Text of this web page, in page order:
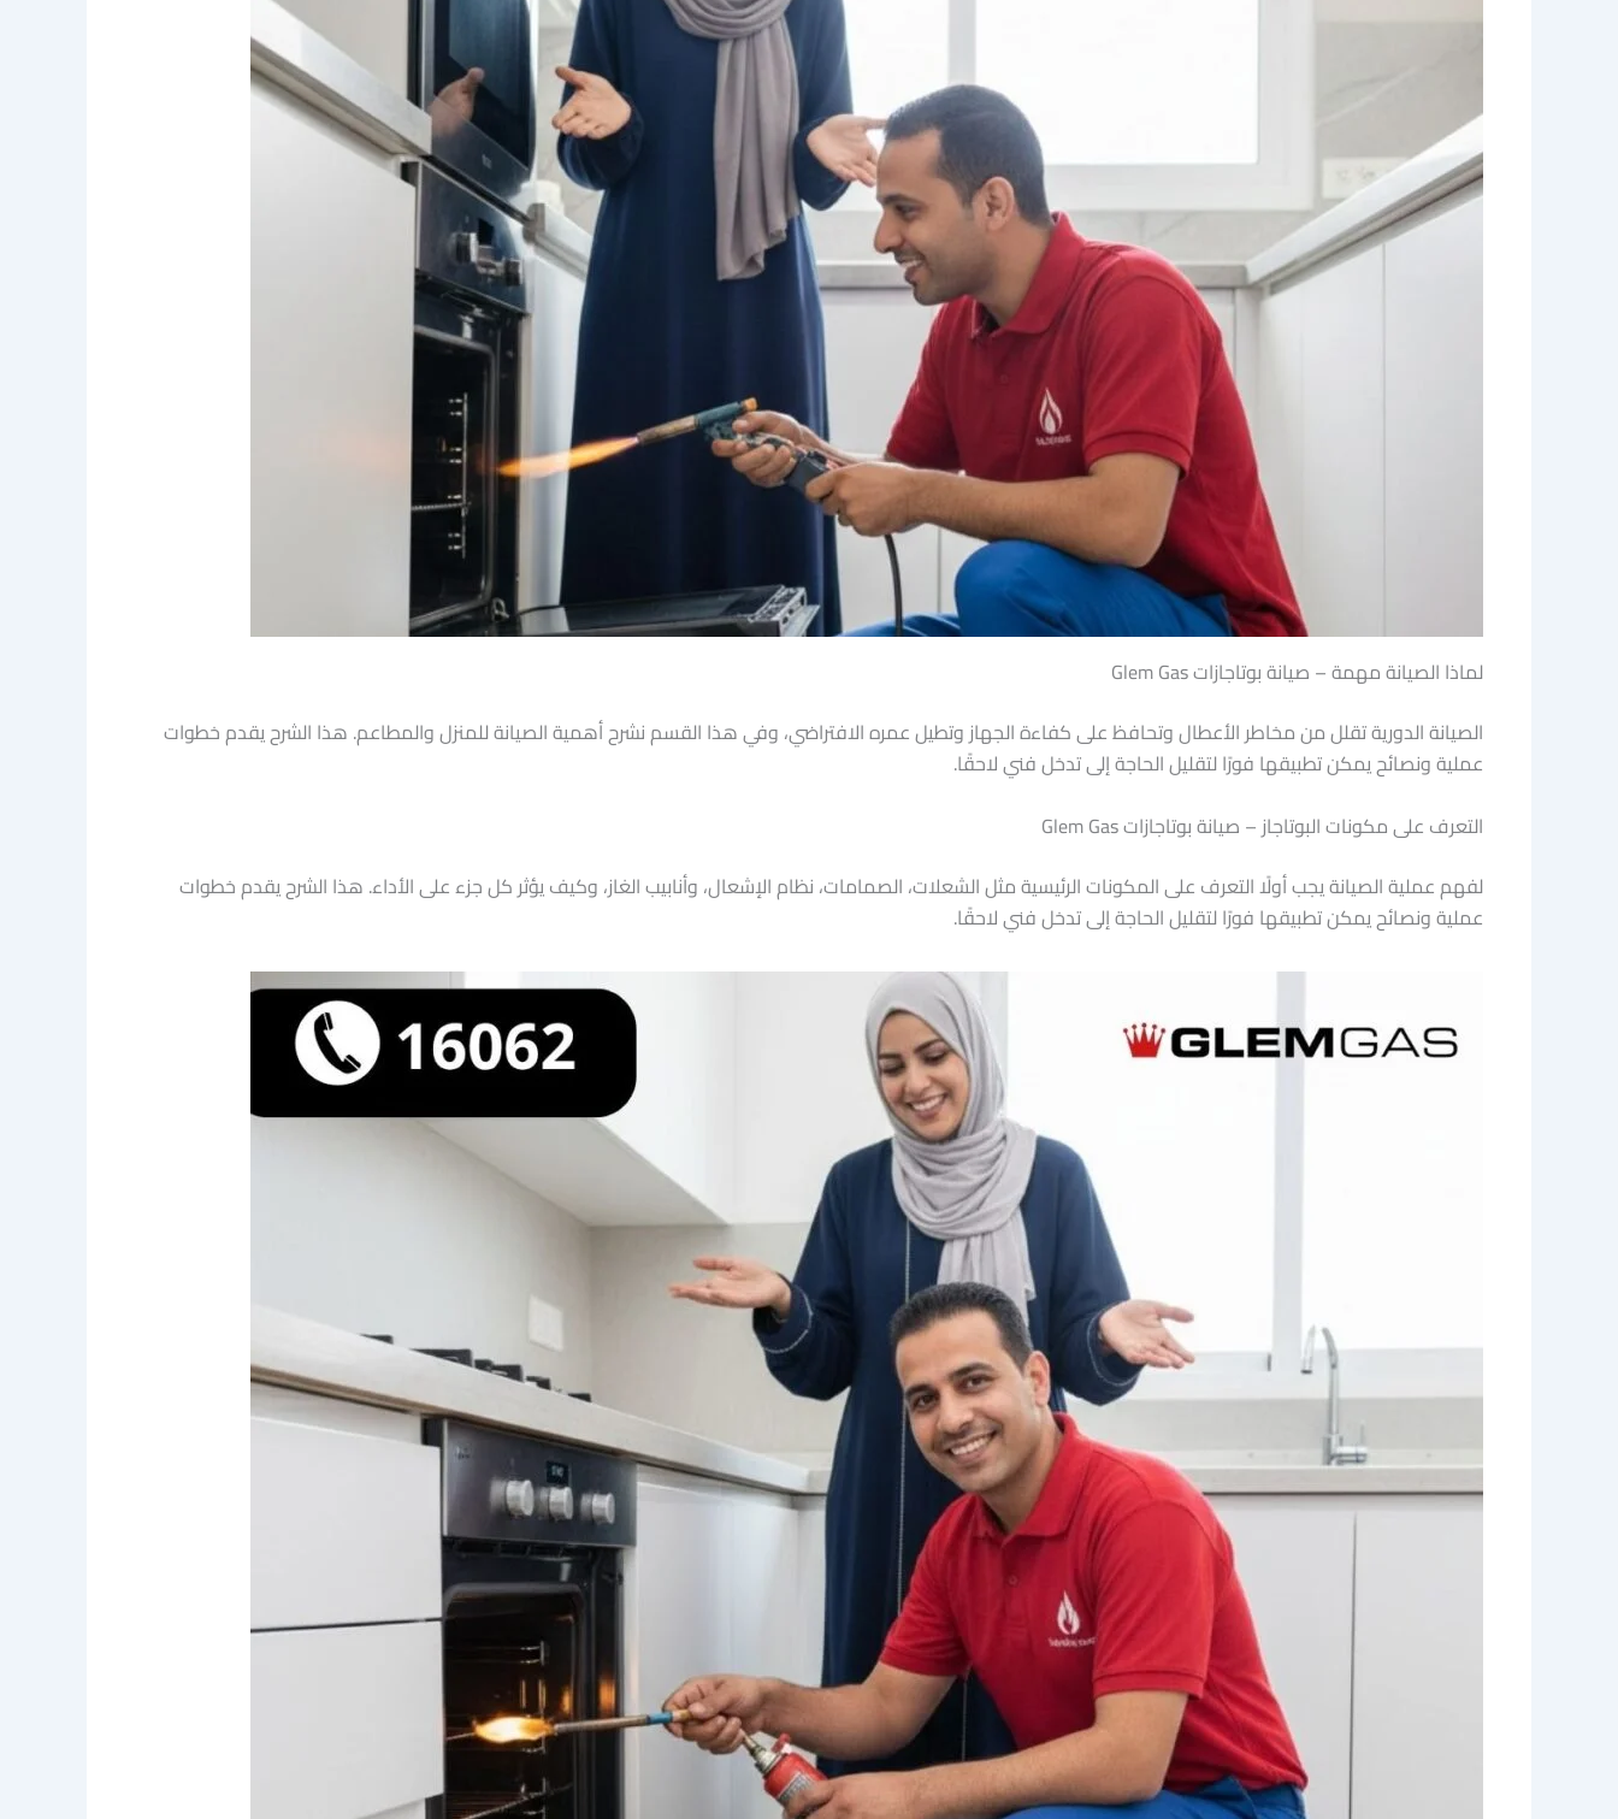
لماذا الصيانة مهمة – صيانة بوتاجازات Glem Gas
الصيانة الدورية تقلل من مخاطر الأعطال وتحافظ على كفاءة الجهاز وتطيل عمره الافتراضي، وفي هذا القسم نشرح أهمية الصيانة للمنزل والمطاعم. هذا الشرح يقدم خطوات
عملية ونصائح يمكن تطبيقها فورًا لتقليل الحاجة إلى تدخل فني لاحقًا.
التعرف على مكونات البوتاجاز – صيانة بوتاجازات Glem Gas
لفهم عملية الصيانة يجب أولًا التعرف على المكونات الرئيسية مثل الشعلات، الصمامات، نظام الإشعال، وأنابيب الغاز، وكيف يؤثر كل جزء على الأداء. هذا الشرح يقدم خطوات
عملية ونصائح يمكن تطبيقها فورًا لتقليل الحاجة إلى تدخل فني لاحقًا.